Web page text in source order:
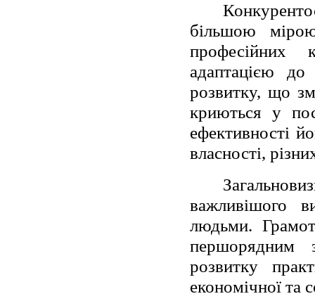
більшою
професійних
адаптацією до
розвитку, що
криються у
ефективності
власності,
важливішого
людьми.
першорядним
розвитку
економічної та